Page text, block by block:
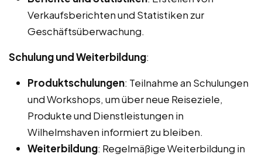
Verkaufsberichten und Statistiken zur
Geschäftsüberwachung.
Schulung und Weiterbildung:
Produktschulungen: Teilnahme an Schulungen
und Workshops, um über neue Reiseziele,
Produkte und Dienstleistungen in
Wilhelmshaven informiert zu bleiben.
Weiterbildung: Regelmäßige Weiterbildung in